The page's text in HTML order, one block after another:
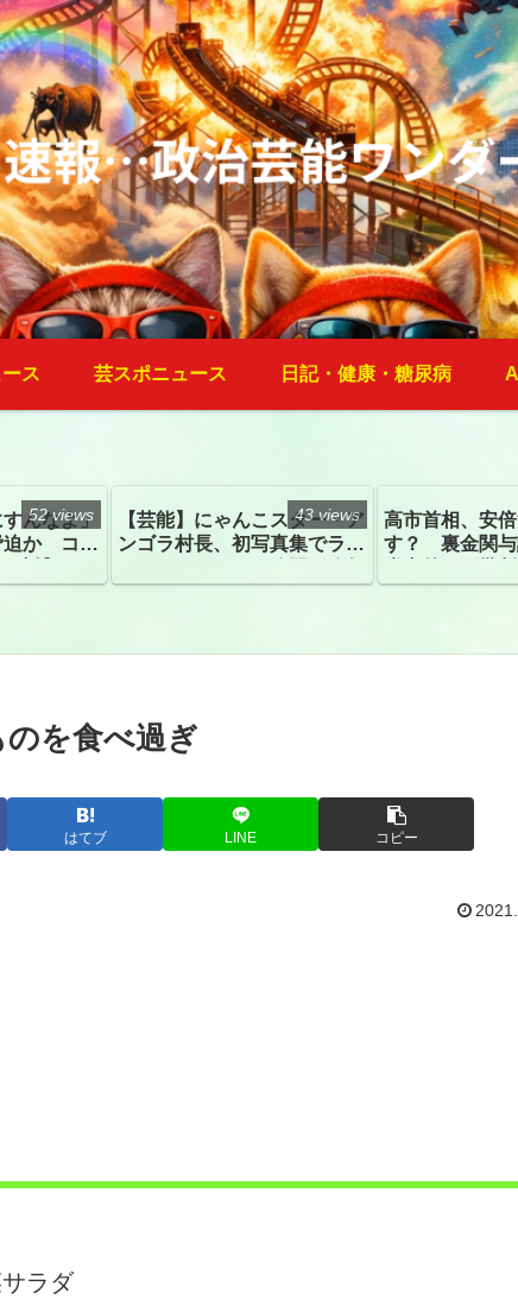
ス 芸スポニュース 日記・健康・糖尿病
んなよ」
迫か コン
52 views
【芸能】にゃんこスター・ア
ンゴラ村長、初写真集でラン
はデジタル写真集が異例の大
43 views
高市首相、安
す？ 裏金関与
を食べ過ぎ
はてブ LINE コピー
ラダ